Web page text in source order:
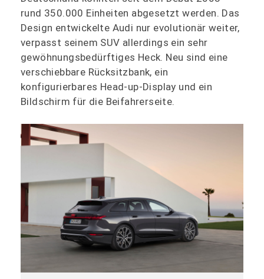
rund 350.000 Einheiten abgesetzt werden. Das
Design entwickelte Audi nur evolutionär weiter,
verpasst seinem SUV allerdings ein sehr
gewöhnungsbedürftiges Heck. Neu sind eine
verschiebbare Rücksitzbank, ein
konfigurierbares Head-up-Display und ein
Bildschirm für die Beifahrerseite.